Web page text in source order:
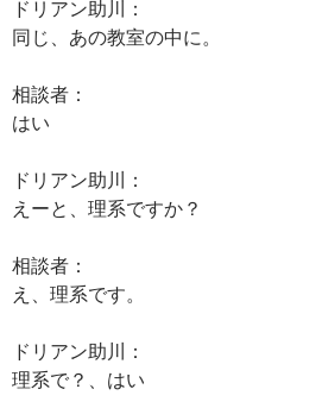
ドリアン助川：
同じ、あの教室の中に。
相談者：
はい
ドリアン助川：
えーと、理系ですか？
相談者：
え、理系です。
ドリアン助川：
理系で？、はい